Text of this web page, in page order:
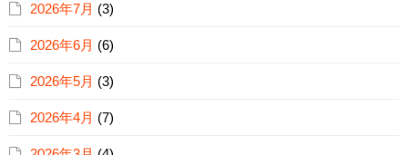
2026年7月 (3)
2026年6月 (6)
2026年5月 (3)
2026年4月 (7)